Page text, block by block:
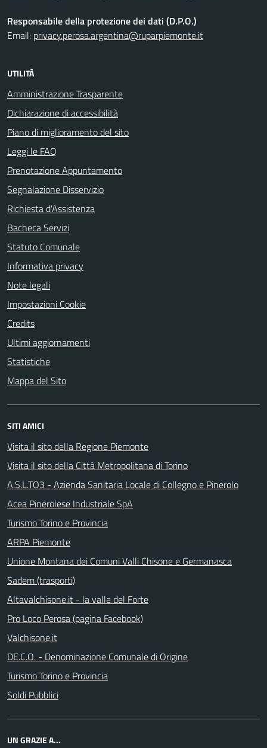
Responsabile della protezione dei dati (D.P.O.)
Email: privacy.perosa.argentina@ruparpiemonte.it
UTILITÀ
Amministrazione Trasparente
Dichiarazione di accessibilità
Piano di miglioramento del sito
Leggi le FAQ
Prenotazione Appuntamento
Segnalazione Disservizio
Richiesta d'Assistenza
Bacheca Servizi
Statuto Comunale
Informativa privacy
Note legali
Impostazioni Cookie
Credits
Ultimi aggiornamenti
Statistiche
Mappa del Sito
SITI AMICI
Visita il sito della Regione Piemonte
Visita il sito della Città Metropolitana di Torino
A.S.L.TO3 - Azienda Sanitaria Locale di Collegno e Pinerolo
Acea Pinerolese Industriale SpA
Turismo Torino e Provincia
ARPA Piemonte
Unione Montana dei Comuni Valli Chisone e Germanasca
Sadem (trasporti)
Altavalchisone.it - la valle del Forte
Pro Loco Perosa (pagina Facebook)
Valchisone.it
DE.C.O. - Denominazione Comunale di Origine
Turismo Torino e Provincia
Soldi Pubblici
UN GRAZIE A...